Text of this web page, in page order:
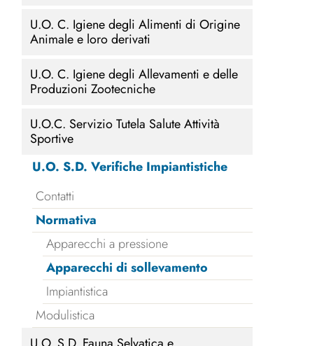
U.O. C. Igiene degli Alimenti di Origine
Animale e loro derivati
U.O. C. Igiene degli Allevamenti e delle
Produzioni Zootecniche
U.O.C. Servizio Tutela Salute Attività
Sportive
U.O. S.D. Verifiche Impiantistiche
Contatti
Normativa
Apparecchi a pressione
Apparecchi di sollevamento
Impiantistica
Modulistica